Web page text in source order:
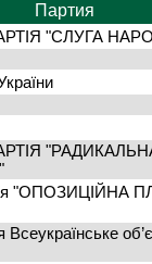
Партия
"СЛУГА
"ОПОЗИЦІЙНА
Всеукраїнське